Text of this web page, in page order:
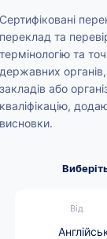
Сертифіковані
переклад та
термінологію та
державних
закладів або
кваліфікацію,
висновки.
Від